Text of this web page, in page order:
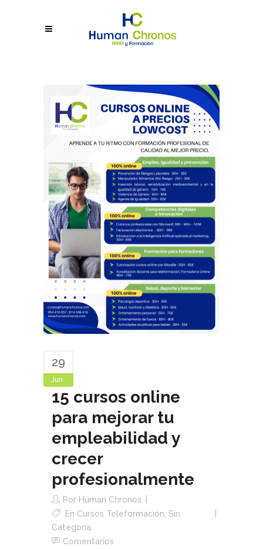
29
Jun
15 cursos online
para mejorar tu
empleabilidad y
crecer
profesionalmente
Por Human Chronos
En Cursos Teleformación, Sin
Categoría
Comentarios